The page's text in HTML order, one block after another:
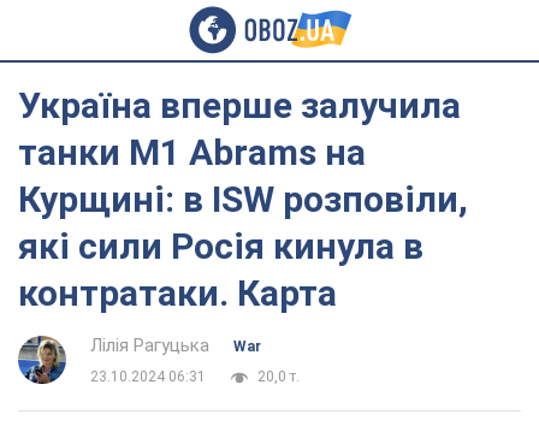
Україна вперше залучила
танки M1 Abrams на
Курщині: в ISW розповіли,
які сили Росія кинула в
контратаки. Карта
Лілія Рагуцька
War
23.10.2024 06:31
20,0 т.